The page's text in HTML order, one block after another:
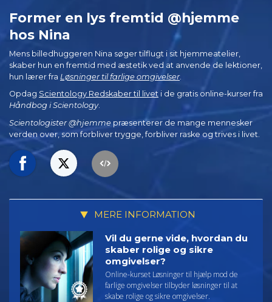
Former en lys fremtid @hjemme
hos Nina
Mens billedhuggeren Nina søger tilflugt i sit hjemmeatelier,
skaber hun en fremtid med æstetik ved at anvende de lektioner,
hun lærer fra Løsninger til farlige omgivelser.
Opdag Scientology Redskaber til livet i de gratis online-kurser fra
Håndbog i Scientology.
Scientologister @hjemme præsenterer de mange mennesker
verden over, som forbliver trygge, forbliver raske og trives i livet.
MERE INFORMATION
Vil du gerne vide, hvordan du
skaber rolige og sikre
omgivelser?
Online-kurset Løsninger til hjælp mod de
farlige omgivelser tilbyder løsninger til at
skabe rolige og sikre omgivelser.